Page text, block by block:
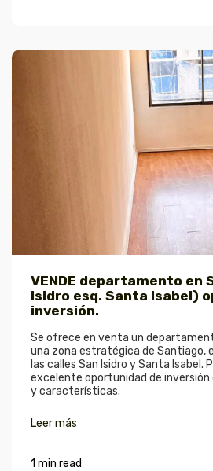
VENDE departamento en
Isidro esq. Santa Isabel)
inversión.
Se ofrece en venta un
una zona estratégica de Santiago,
las calles San Isidro y Santa Isabel.
excelente oportunidad de inversión
y características.
Leer más
1 min read